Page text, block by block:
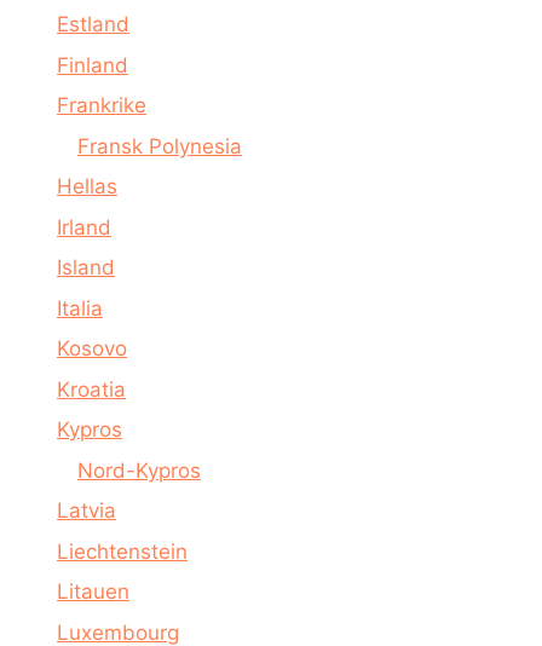
Estland
Finland
Frankrike
Fransk Polynesia
Hellas
Irland
Island
Italia
Kosovo
Kroatia
Kypros
Nord-Kypros
Latvia
Liechtenstein
Litauen
Luxembourg